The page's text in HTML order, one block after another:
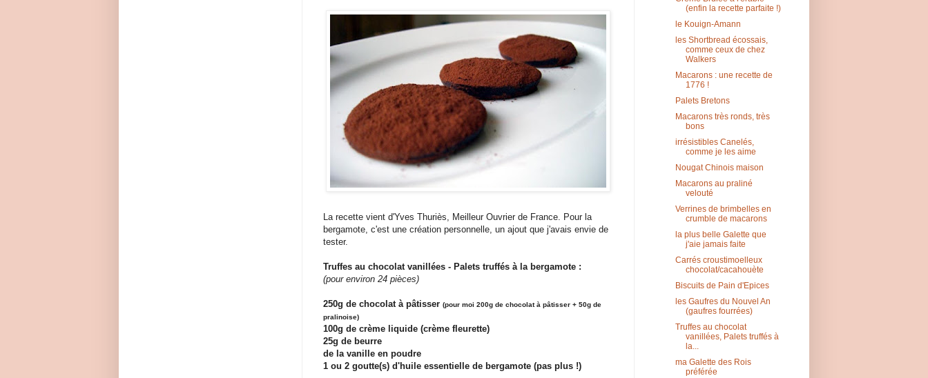
La recette vient d'Yves Thuriès, Meilleur Ouvrier de France. Pour la
bergamote, c'est une création personnelle, un ajout que j'avais envie de
tester.
Truffes au chocolat vanillées - Palets truffés à la bergamote :
(pour environ 24 pièces)
250g de chocolat à pâtisser (pour moi 200g de chocolat à pâtisser + 50g de
pralinoise)
100g de crème liquide (crème fleurette)
25g de beurre
de la vanille en poudre
1 ou 2 goutte(s) d'huile essentielle de bergamote (pas plus !)
(enfin la recette parfaite !)
le Kouign-Amann
les Shortbread écossais,
comme ceux de chez
Walkers
Macarons : une recette de
1776 !
Palets Bretons
Macarons très ronds, très
bons
irrésistibles Canelés,
comme je les aime
Nougat Chinois maison
Macarons au praliné
velouté
Verrines de brimbelles en
crumble de macarons
la plus belle Galette que
j'aie jamais faite
Carrés croustimoelleux
chocolat/cacahouète
Biscuits de Pain d'Epices
les Gaufres du Nouvel An
(gaufres fourrées)
Truffes au chocolat
vanillées, Palets truffés à
la...
ma Galette des Rois
préférée